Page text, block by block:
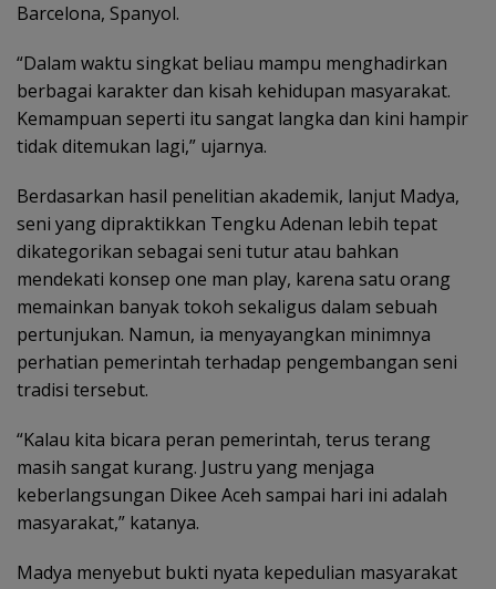
Barcelona, Spanyol.
“Dalam waktu singkat beliau mampu menghadirkan
berbagai karakter dan kisah kehidupan masyarakat.
Kemampuan seperti itu sangat langka dan kini hampir
tidak ditemukan lagi,” ujarnya.
Berdasarkan hasil penelitian akademik, lanjut Madya,
seni yang dipraktikkan Tengku Adenan lebih tepat
dikategorikan sebagai seni tutur atau bahkan
mendekati konsep one man play, karena satu orang
memainkan banyak tokoh sekaligus dalam sebuah
pertunjukan. Namun, ia menyayangkan minimnya
perhatian pemerintah terhadap pengembangan seni
tradisi tersebut.
“Kalau kita bicara peran pemerintah, terus terang
masih sangat kurang. Justru yang menjaga
keberlangsungan Dikee Aceh sampai hari ini adalah
masyarakat,” katanya.
Madya menyebut bukti nyata kepedulian masyarakat